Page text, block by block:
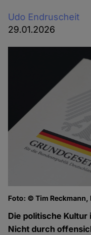
Udo Endruscheit
29.01.2026
Foto: © Tim
Die politische
Nicht durch